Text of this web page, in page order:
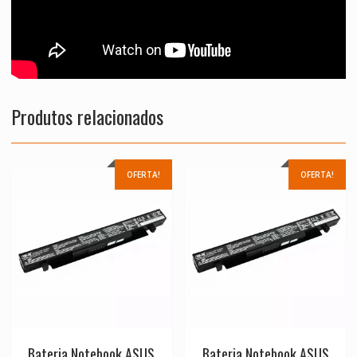
Produtos relacionados
OFERTA! OFERTA!